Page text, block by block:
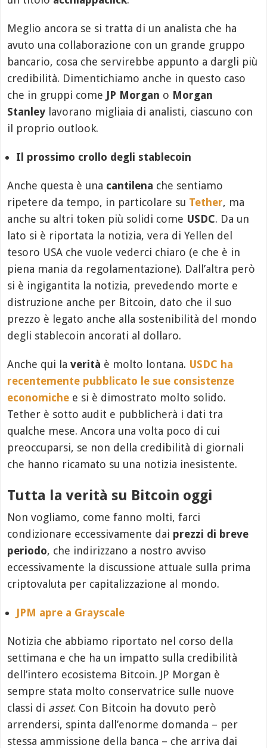
Meglio ancora se si tratta di un analista che ha
avuto una collaborazione con un grande gruppo
bancario, cosa che servirebbe appunto a dargli più
credibilità. Dimentichiamo anche in questo caso
che in gruppi come JP Morgan o Morgan
Stanley lavorano migliaia di analisti, ciascuno con
il proprio outlook.
Il prossimo crollo degli stablecoin
Anche questa è una cantilena che sentiamo
ripetere da tempo, in particolare su Tether, ma
anche su altri token più solidi come USDC. Da un
lato si è riportata la notizia, vera di Yellen del
tesoro USA che vuole vederci chiaro (e che è in
piena mania da regolamentazione). Dall’altra però
si è ingigantita la notizia, prevedendo morte e
distruzione anche per Bitcoin, dato che il suo
prezzo è legato anche alla sostenibilità del mondo
degli stablecoin ancorati al dollaro.
Anche qui laverità è molto lontana. USDC ha
recentemente pubblicato le sue consistenze
economiche e si è dimostrato molto solido.
Tether è sotto audit e pubblicherà i dati tra
qualche mese. Ancora una volta poco di cui
preoccuparsi, se non della credibilità di giornali
che hanno ricamato su una notizia inesistente.
Tutta la verità su Bitcoin oggi
Non vogliamo, come fanno molti, farci
condizionare eccessivamente dai prezzi di breve
periodo, che indirizzano a nostro avviso
eccessivamente la discussione attuale sulla prima
criptovaluta per capitalizzazione al mondo.
JPM apre a Grayscale
Notizia che abbiamo riportato nel corso della
settimana e che ha un impatto sulla credibilità
dell’intero ecosistema Bitcoin. JP Morgan è
sempre stata molto conservatrice sulle nuove
classi di asset. Con Bitcoin ha dovuto però
arrendersi, spinta dall’enorme domanda – per
stessa ammissione della banca – che arriva dai